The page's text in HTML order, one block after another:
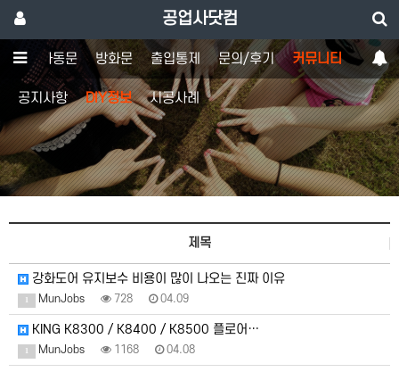
공업사닷컴
어 자동문 방화문 출입통제 문의/후기 커뮤니티
공지사항 DIY정보 시공사례
제목
강화도어 유지보수 비용이 많이 나오는 진짜 이유
MunJobs 728 04.09
KING K8300 / K8400 / K8500 플로어…
MunJobs 1168 04.08